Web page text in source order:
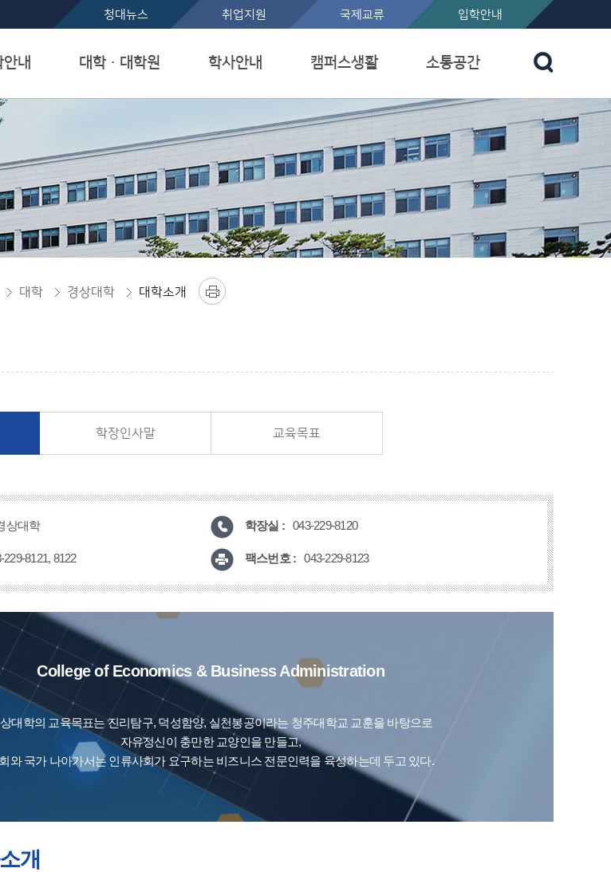
본문 바로가기청대뉴스 취업지원 국제교류 입학안내
안내 대학ㆍ대학원 학사안내 캠퍼스생활 소통공간
대학 경상대학 대학소개
학장인사말 교육목표
상대학 학장실 : 043-229-8120
229-8121, 8122 팩스번호 : 043-229-8123
College of Economics & Business Administration
대학의 교육목표는 진리탐구, 덕성함양, 실천봉공이라는 청주대학교 교훈을 바탕으로
자유정신이 충만한 교양인을 만들고,
와 국가 나아가서는 인류사회가 요구하는 비즈니스 전문인력을 육성하는데 두고 있다.
개